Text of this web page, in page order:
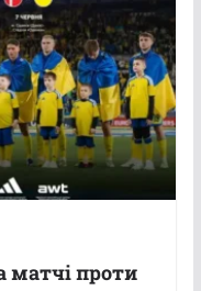
матчі проти